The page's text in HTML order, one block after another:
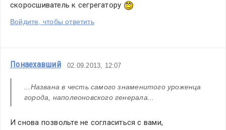
скоросшиватель к сегрегатору
Войдите, чтобы ответить
Понаехавший 02.09.2013, 12:07
...Названа в честь самого знаменитого уроженца
города, наполеоновского генерала...
И снова позвольте не согласиться с вами,